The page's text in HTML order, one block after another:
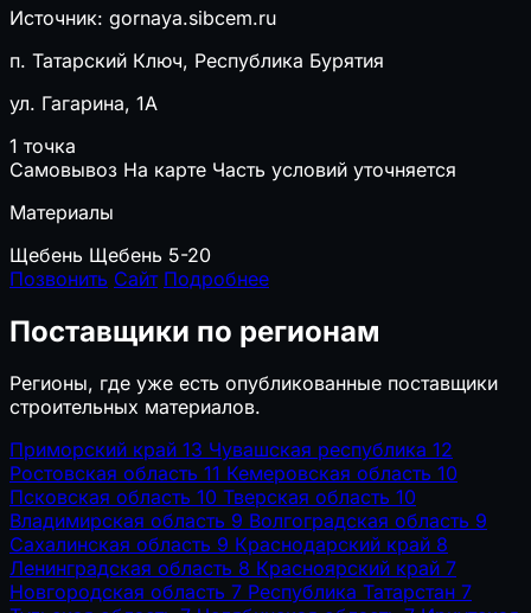
Источник: gornaya.sibcem.ru
п. Татарский Ключ, Республика Бурятия
ул. Гагарина, 1А
1 точка
Самовывоз На карте Часть условий уточняется
Материалы
Щебень Щебень 5-20
Позвонить Сайт Подробнее
Поставщики по регионам
Регионы, где уже есть опубликованные поставщики
строительных материалов.
Приморский край 13 Чувашская республика 12
Ростовская область 11 Кемеровская область 10
Псковская область 10 Тверская область 10
Владимирская область 9 Волгоградская область 9
Сахалинская область 9 Краснодарский край 8
Ленинградская область 8 Красноярский край 7
Новгородская область 7 Республика Татарстан 7